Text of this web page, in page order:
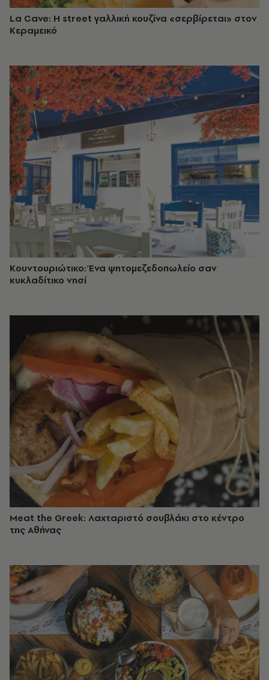
La Cave: Η street γαλλική κουζίνα «σερβίρεται» στον
Κεραμεικό
Κουντουριώτικο: Ένα ψητομεζεδοπωλείο σαν
κυκλαδίτικο νησί
Meat the Greek: Λαχταριστό σουβλάκι στο κέντρο
της Αθήνας